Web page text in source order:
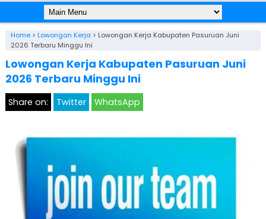
Home> Lowongan Kerja > Lowongan Kerja Kabupaten Pasuruan Juni
2026 Terbaru Minggu Ini
Lowongan Kerja Kabupaten Pasuruan Juni
2026 Terbaru Minggu Ini
Share on: Twitter WhatsApp